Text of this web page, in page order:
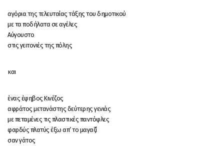
αγόρια της τελευταίας τάξης του δημοτικού
με τα ποδήλατα σε αγέλες
Αύγουστο
στις γειτονιές της πόλης
και
ένας έφηβος Κινέζος
αφράτος μετανάστης δεύτερης γενιάς
με πεταμένες τις πλαστικές παντόφλες
φαρδύς πλατύς έξω απ’ το μαγαζί
σαν γάτος